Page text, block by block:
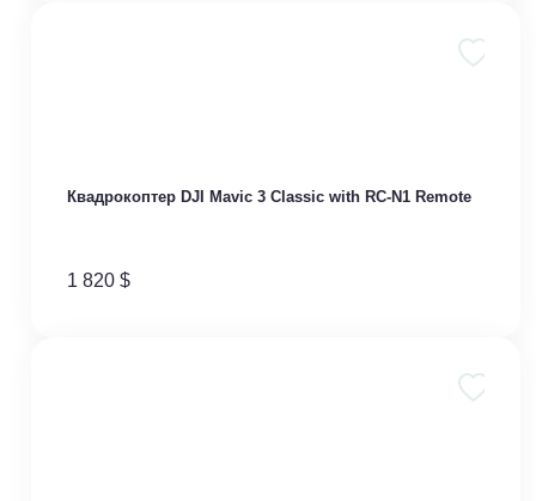
Квадрокоптер DJI Mavic 3 Classic with RC-N1 Remote
1 820 $